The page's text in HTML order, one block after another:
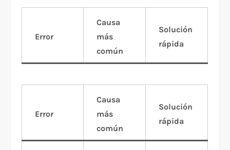
Error
Causa
más
común
Solución
rápida
Error
Causa
más
común
Solución
rápida